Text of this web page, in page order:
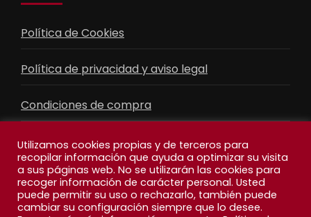
Política de Cookies
Política de privacidad y aviso legal
Condiciones de compra
Contacto
Facebook
Feed
Utilizamos cookies propias y de terceros para
recopilar información que ayuda a optimizar su visita
a sus páginas web. No se utilizarán las cookies para
recoger información de carácter personal. Usted
puede permitir su uso o rechazarlo, también puede
cambiar su configuración siempre que lo desee.